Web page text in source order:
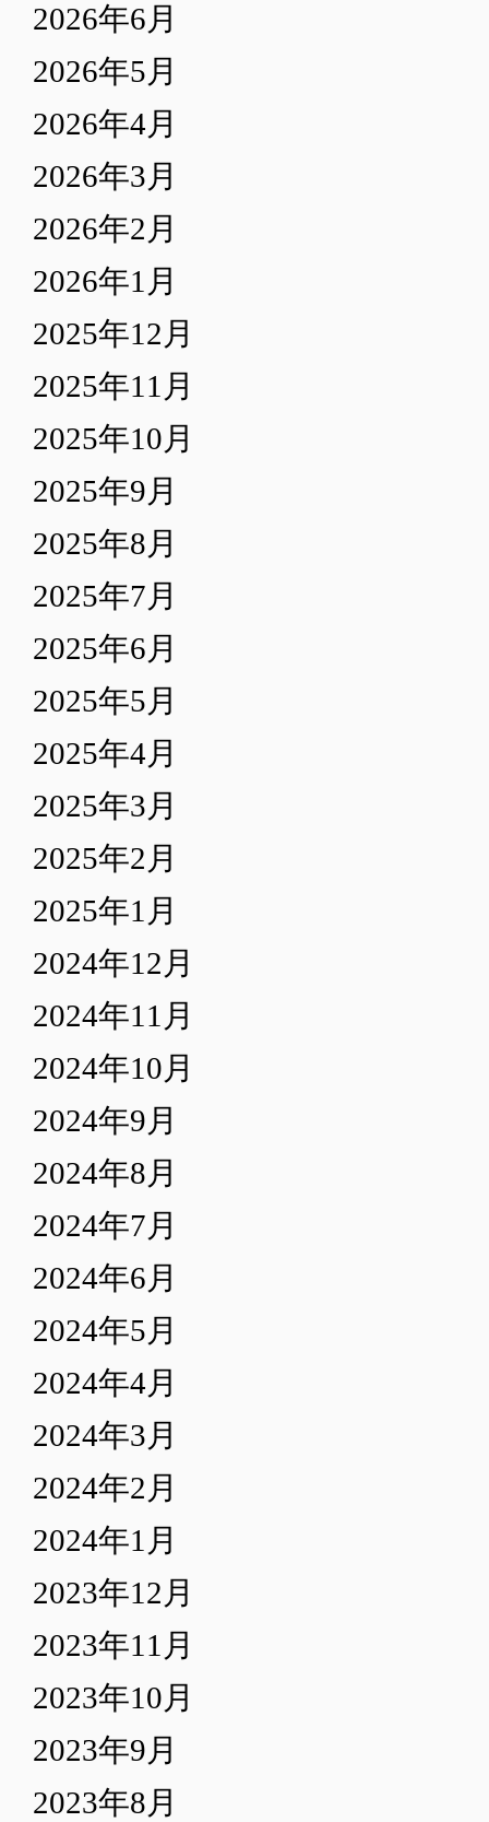
2026年6月
2026年5月
2026年4月
2026年3月
2026年2月
2026年1月
2025年12月
2025年11月
2025年10月
2025年9月
2025年8月
2025年7月
2025年6月
2025年5月
2025年4月
2025年3月
2025年2月
2025年1月
2024年12月
2024年11月
2024年10月
2024年9月
2024年8月
2024年7月
2024年6月
2024年5月
2024年4月
2024年3月
2024年2月
2024年1月
2023年12月
2023年11月
2023年10月
2023年9月
2023年8月